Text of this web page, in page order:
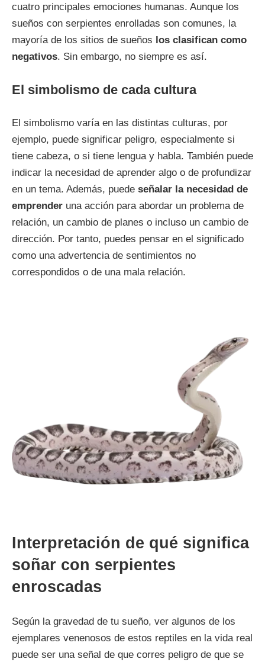
cuatro principales emociones humanas. Aunque los
sueños con serpientes enrolladas son comunes, la
mayoría de los sitios de sueños los clasifican como
negativos. Sin embargo, no siempre es así.
El simbolismo de cada cultura
El simbolismo varía en las distintas culturas, por
ejemplo, puede significar peligro, especialmente si
tiene cabeza, o si tiene lengua y habla. También puede
indicar la necesidad de aprender algo o de profundizar
en un tema. Además, puede señalar la necesidad de
emprender una acción para abordar un problema de
relación, un cambio de planes o incluso un cambio de
dirección. Por tanto, puedes pensar en el significado
como una advertencia de sentimientos no
correspondidos o de una mala relación.
Interpretación de qué significa
soñar con serpientes
enroscadas
Según la gravedad de tu sueño, ver algunos de los
ejemplares venenosos de estos reptiles en la vida real
puede ser una señal de que corres peligro de que se